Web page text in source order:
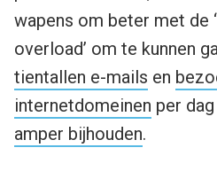
wapens om beter met de
overload’ om te kunnen
tientallen e-mails en
internetdomeinen per
amper bijhouden.